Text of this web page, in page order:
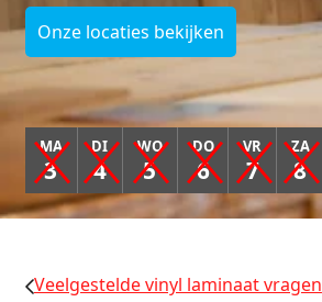
Onze locaties bekijken
MA
3
DI
4
WO
5
DO
6
VR
7
ZA
8
Veelgestelde vinyl laminaat vragen